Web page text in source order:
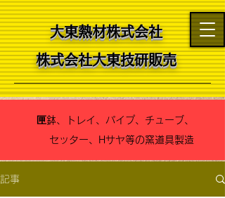
大東熱材株式会社
​​株式会社大東技研販売
匣鉢、トレイ、パイプ、チューブ、
セッター、Hサヤ等の窯道具製造
記事